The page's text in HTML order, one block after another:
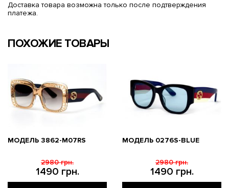
Доставка товара возможна только после подтверждения
платежа.
ПОХОЖИЕ ТОВАРЫ
МОДЕЛЬ 3862-M07RS
1490 грн.
2980 грн.
МОДЕЛЬ 0276S-BLUE
1490 грн.
2980 грн.